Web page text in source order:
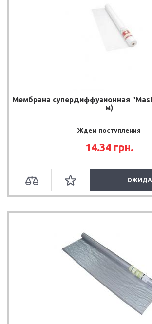
Мембрана супердиффузионная
м)
Ждем поступления
14.34 грн.